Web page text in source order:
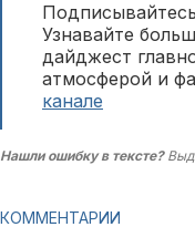
Узнавайте
дайджест
атмосферой и
канале
Нашли ошибку в тексте?
КОММЕНТАРИИ